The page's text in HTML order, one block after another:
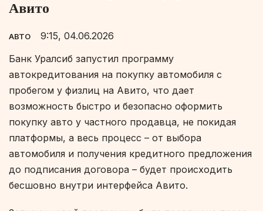
Авито
АВТО
9:15, 04.06.2026
Банк Уралсиб запустил программу
автокредитования на покупку автомобиля с
пробегом у физлиц на Авито, что дает
возможность быстро и безопасно оформить
покупку авто у частного продавца, не покидая
платформы, а весь процесс – от выбора
автомобиля и получения кредитного предложения
до подписания договора – будет происходить
бесшовно внутри интерфейса Авито.